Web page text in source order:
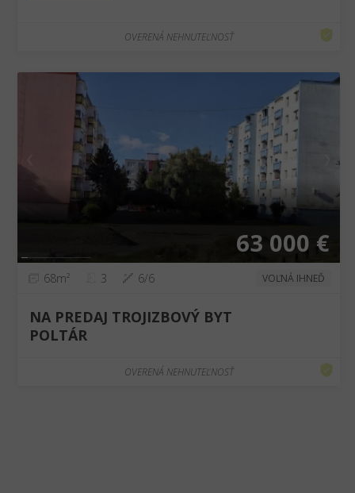
OVERENÁ NEHNUTEĽNOSŤ
63 000 €
68m² 3 6/6 VOĽNÁ IHNEĎ
NA PREDAJ TROJIZBOVÝ BYT
POLTÁR
OVERENÁ NEHNUTEĽNOSŤ